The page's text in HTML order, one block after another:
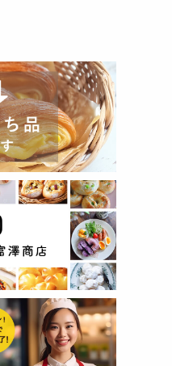
、ラッピング材などは熱源
っかり乾かしてからご使用
用すると破裂する恐れがあ
のを防ぐため、一度に使い
◆
になる場合がございます。
、ご購入可能な状態にあっ
はありません。予めご了承